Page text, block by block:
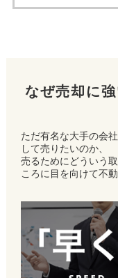
なぜ売却に
ただ有名な大手の会
して売りたいのか、
売るためにどういう
ころに目を向けて不